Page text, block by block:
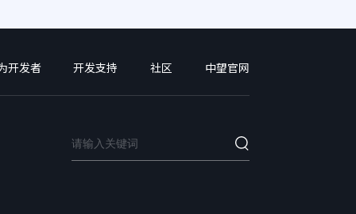
开发者 开发支持 社区 中望官网